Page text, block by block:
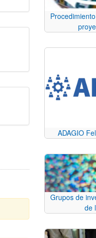
ADAGIO
Grupos de
de